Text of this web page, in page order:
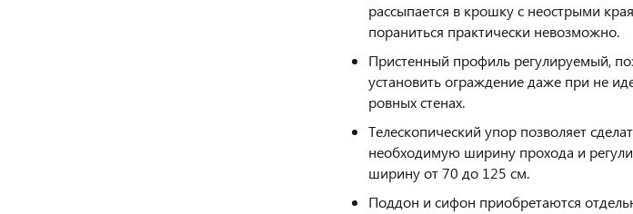
рассыпается в крошку с неострыми
пораниться практически невозможно.
Пристенный профиль регулируемый,
установить ограждение даже при не
ровных стенах.
Телескопический упор позволяет
необходимую ширину прохода и
ширину от 70 до 125 см.
Поддон и сифон приобретаются